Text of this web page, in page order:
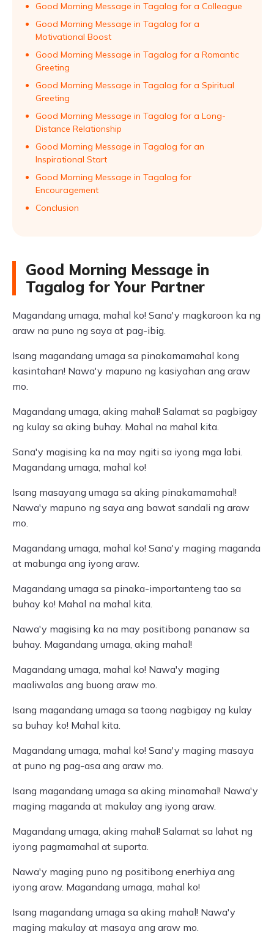
Good Morning Message in Tagalog for a Colleague
Good Morning Message in Tagalog for a
Motivational Boost
Good Morning Message in Tagalog for a Romantic
Greeting
Good Morning Message in Tagalog for a Spiritual
Greeting
Good Morning Message in Tagalog for a Long-
Distance Relationship
Good Morning Message in Tagalog for an
Inspirational Start
Good Morning Message in Tagalog for
Encouragement
Conclusion
Good Morning Message in
Tagalog for Your Partner
Magandang umaga, mahal ko! Sana'y magkaroon ka ng
araw na puno ng saya at pag-ibig.
Isang magandang umaga sa pinakamamahal kong
kasintahan! Nawa'y mapuno ng kasiyahan ang araw
mo.
Magandang umaga, aking mahal! Salamat sa pagbigay
ng kulay sa aking buhay. Mahal na mahal kita.
Sana'y magising ka na may ngiti sa iyong mga labi.
Magandang umaga, mahal ko!
Isang masayang umaga sa aking pinakamamahal!
Nawa'y mapuno ng saya ang bawat sandali ng araw
mo.
Magandang umaga, mahal ko! Sana'y maging maganda
at mabunga ang iyong araw.
Magandang umaga sa pinaka-importanteng tao sa
buhay ko! Mahal na mahal kita.
Nawa'y magising ka na may positibong pananaw sa
buhay. Magandang umaga, aking mahal!
Magandang umaga, mahal ko! Nawa'y maging
maaliwalas ang buong araw mo.
Isang magandang umaga sa taong nagbigay ng kulay
sa buhay ko! Mahal kita.
Magandang umaga, mahal ko! Sana'y maging masaya
at puno ng pag-asa ang araw mo.
Isang magandang umaga sa aking minamahal! Nawa'y
maging maganda at makulay ang iyong araw.
Magandang umaga, aking mahal! Salamat sa lahat ng
iyong pagmamahal at suporta.
Nawa'y maging puno ng positibong enerhiya ang
iyong araw. Magandang umaga, mahal ko!
Isang magandang umaga sa aking mahal! Nawa'y
maging makulay at masaya ang araw mo.